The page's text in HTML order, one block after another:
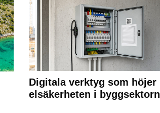
Digitala verktyg som höjer
elsäkerheten i byggsektorn